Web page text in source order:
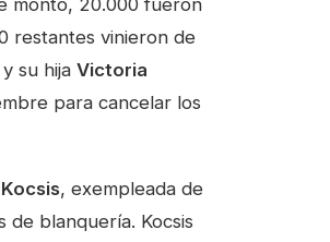
restantes vinieron de
y su hija Victoria
para cancelar los
, exempleada de
blanquería. Kocsis